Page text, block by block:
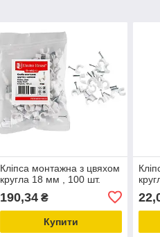
Кліпса монтажна з цвяхом
кругла 18 мм , 100 шт.
190,34₴
Купити